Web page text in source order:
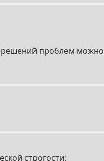
решений проблем можно
строгости: